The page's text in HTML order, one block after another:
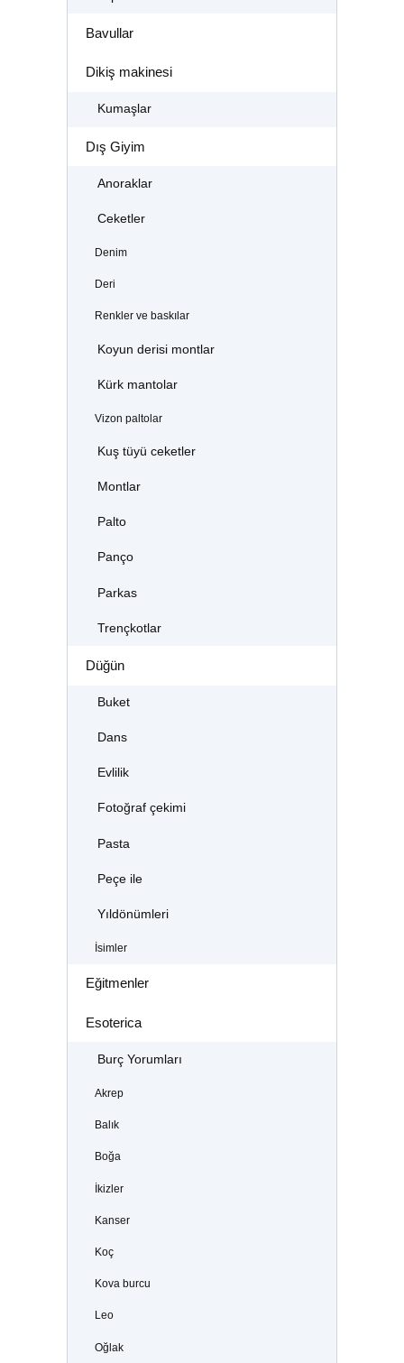
Bavullar
Dikiş makinesi
Kumaşlar
Dış Giyim
Anoraklar
Ceketler
Denim
Deri
Renkler ve baskılar
Koyun derisi montlar
Kürk mantolar
Vizon paltolar
Kuş tüyü ceketler
Montlar
Palto
Panço
Parkas
Trençkotlar
Düğün
Buket
Dans
Evlilik
Fotoğraf çekimi
Pasta
Peçe ile
Yıldönümleri
İsimler
Eğitmenler
Esoterica
Burç Yorumları
Akrep
Balık
Boğa
İkizler
Kanser
Koç
Kova burcu
Leo
Oğlak